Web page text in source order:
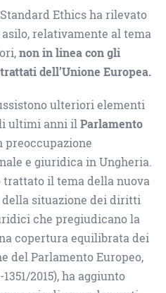
Ethics ha rilevato
relativamente al tema
non in linea con gli
dell’Unione Europea.
ulteriori elementi
ultimi anni ilParlamento
preoccupazione
e giuridica in Ungheria.
il tema della nuova
della situazione dei diritti
che pregiudicano la
copertura equilibrata dei
del Parlamento Europeo,
2015), ha aggiunto